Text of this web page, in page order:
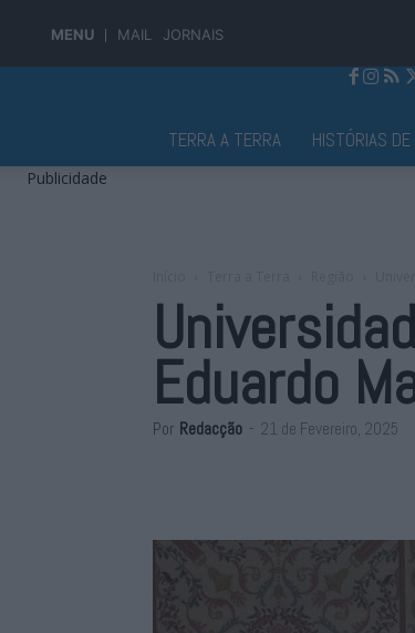
MENU MAIL JORNAIS
TERRA A TERRA HISTÓRIAS DE
Publicidade
Eduardo
Por Redacção - 21 de Fevereiro, 2025